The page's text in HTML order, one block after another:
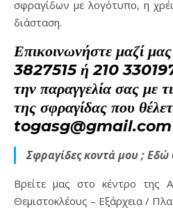
σφραγίδων με λογότυπο, η
διάσταση.
Επικοινωνήστε μαζί
3827515 ή 210
την παραγγελία σας με
της σφραγίδας που
togasg@gmail.com
Σφραγίδες κοντά μου ; Εδώ
Βρείτε μας στο κέντρο της
Θεμιστοκλέους – Εξάρχεια /